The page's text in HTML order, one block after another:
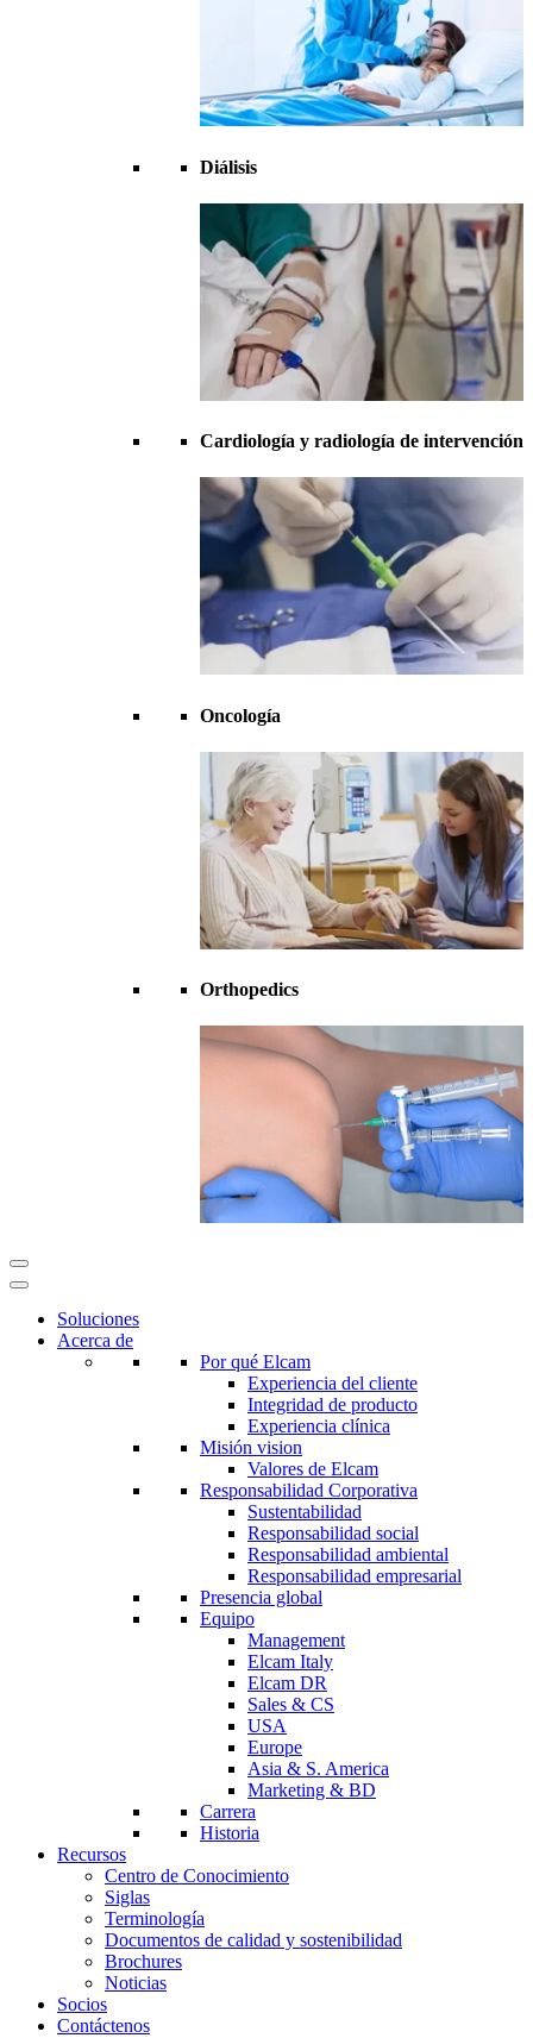
Diálisis
Cardiología y radiología de intervención
Oncología
Orthopedics
Soluciones
Acerca de
Por qué Elcam
Experiencia del cliente
Integridad de producto
Experiencia clínica
Misión vision
Valores de Elcam
Responsabilidad Corporativa
Sustentabilidad
Responsabilidad social
Responsabilidad ambiental
Responsabilidad empresarial
Presencia global
Equipo
Management
Elcam Italy
Elcam DR
Sales & CS
USA
Europe
Asia & S. America
Marketing & BD
Carrera
Historia
Recursos
Centro de Conocimiento
Siglas
Terminología
Documentos de calidad y sostenibilidad
Brochures
Noticias
Socios
Contáctenos